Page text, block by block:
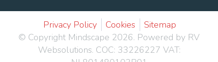
Privacy Policy Cookies
Sitemap
© Copyright Mindscape 2026. Powered by RV
Websolutions. COC: 33226227 VAT: